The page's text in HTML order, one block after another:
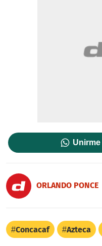
ORLANDO PONCE
Concacaf Azteca